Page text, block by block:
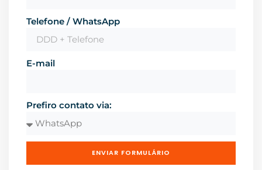
Telefone / WhatsApp
E-mail
Prefiro contato via:
ENVIAR FORMULÁRIO